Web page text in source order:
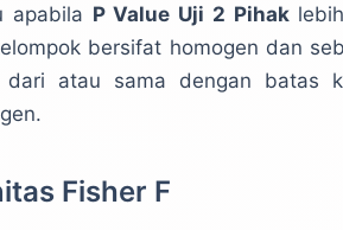
apabila P Value Uji 2 Pihak
bersifat homogen dan
atau sama dengan batas
Fisher F